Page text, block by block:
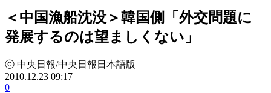
＜中国漁船沈没＞韓国側「外交問題に
発展するのは望ましくない」
ⓒ 中央日報/中央日報日本語版
2010.12.23 09:17
0